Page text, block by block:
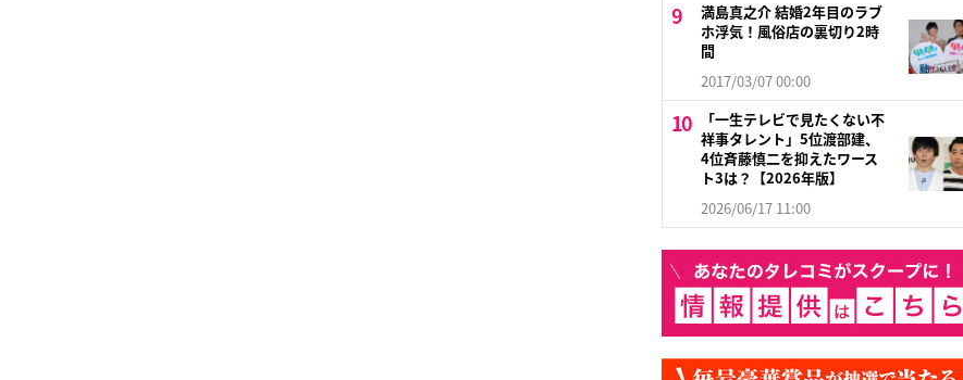
満島真之介 結婚2年目のラブ
ホ浮気！風俗店の裏切り2時
間
2017/03/07 00:00
「一生テレビで見たくない不
祥事タレント」5位渡部建、
4位斉藤慎二を抑えたワース
ト3は？【2026年版】
2026/06/17 11:00